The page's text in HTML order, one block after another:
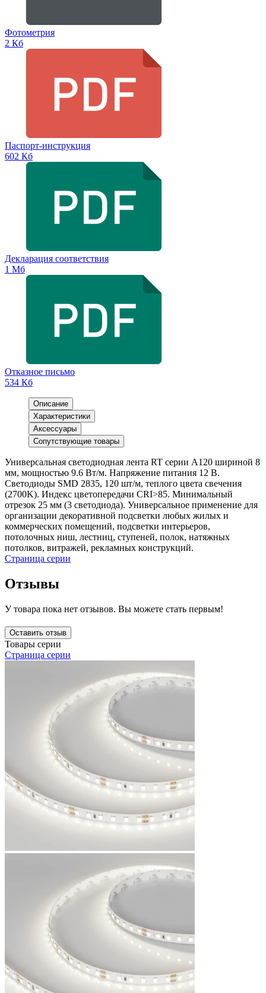
Фотометрия
2 Кб
Паспорт-инструкция
602 Кб
Декларация соответствия
1 Мб
Отказное письмо
534 Кб
Описание
Характеристики
Аксессуары
Сопутствующие товары
Универсальная светодиодная лента RT серии A120 шириной 8
мм, мощностью 9.6 Вт/м. Напряжение питания 12 В.
Светодиоды SMD 2835, 120 шт/м, теплого цвета свечения
(2700K). Индекс цветопередачи CRI>85. Минимальный
отрезок 25 мм (3 светодиода). Универсальное применение для
организации декоративной подсветки любых жилых и
коммерческих помещений, подсветки интерьеров,
потолочных ниш, лестниц, ступеней, полок, натяжных
потолков, витражей, рекламных конструкций.
Страница серии
Отзывы
У товара пока нет отзывов. Вы можете стать первым!
Оставить отзыв
Товары серии
Страница серии